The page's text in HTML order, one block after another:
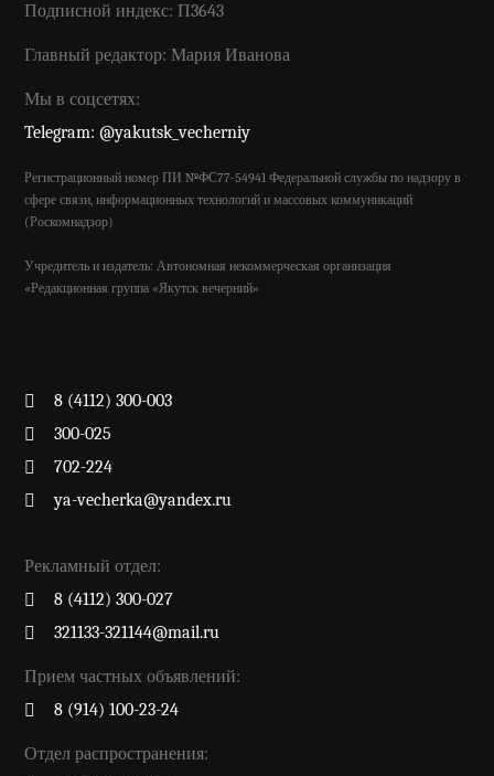
Подписной индекс: П3643
Главный редактор: Мария Иванова
Мы в соцсетях:
Telegram: @yakutsk_vecherniy
Регистрационный номер ПИ №ФС77-54941 Федеральной службы по надзору в
сфере связи, информационных технологий и массовых коммуникаций
(Роскомнадзор)
Учредитель и издатель: Автономная некоммерческая организация
«Редакционная группа «Якутск вечерний»
8 (4112) 300-003
300-025
702-224
ya-vecherka@yandex.ru
Рекламный отдел:
8 (4112) 300-027
321133-321144@mail.ru
Прием частных объявлений:
8 (914) 100-23-24
Отдел распространения: